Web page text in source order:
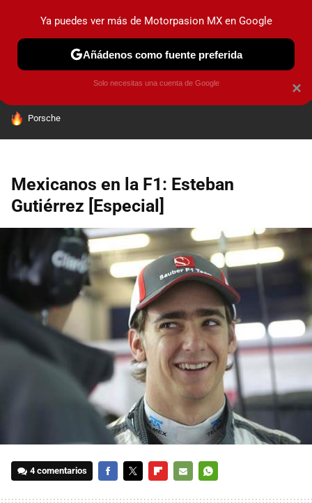
PRUEBAS INDUSTRIA HOY NO CIRCULA
HOY SE HABLA DE
Porsche
Mexicanos en la F1: Esteban
Gutiérrez [Especial]
4 comentarios
×
Ya puedes ver más de Motorpasion MX en Google
Añádenos como fuente preferida
Solo necesitas una cuenta de Google